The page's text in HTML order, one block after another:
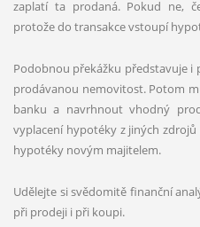
zaplatí ta prodaná. Pokud ne,
protože do transakce vstoupí
Podobnou překážku představuje i
prodávanou nemovitost. Potom
banku a navrhnout vhodný
vyplacení hypotéky z jiných
hypotéky novým majitelem.
Udělejte si svědomitě finanční
při prodeji i při koupi.